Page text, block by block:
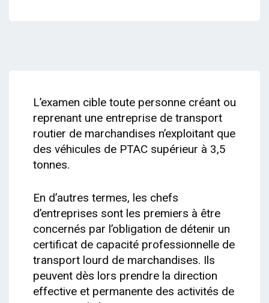
L’examen cible toute personne créant ou
reprenant une entreprise de transport
routier de marchandises n’exploitant que
des véhicules de PTAC supérieur à 3,5
tonnes.
En d’autres termes, les chefs
d’entreprises sont les premiers à être
concernés par l’obligation de détenir un
certificat de capacité professionnelle de
transport lourd de marchandises. Ils
peuvent dès lors prendre la direction
effective et permanente des activités de